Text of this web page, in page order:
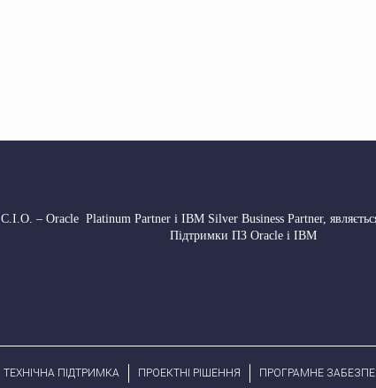
С.І.О. – Oracle Platinum Partner і IBM Silver Business Partner,
Підтримки ПЗ Oracle і IBM
ТЕХНІЧНА ПІДТРИМКА ПРОЕКТНІ РІШЕННЯ ПРОГРАМНЕ